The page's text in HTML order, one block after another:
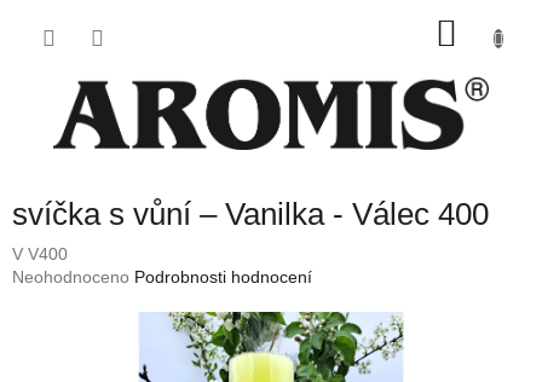
svíčka s vůní – Vanilka - Válec 400
V V400
Průměrné
Neohodnoceno Podrobnosti hodnocení